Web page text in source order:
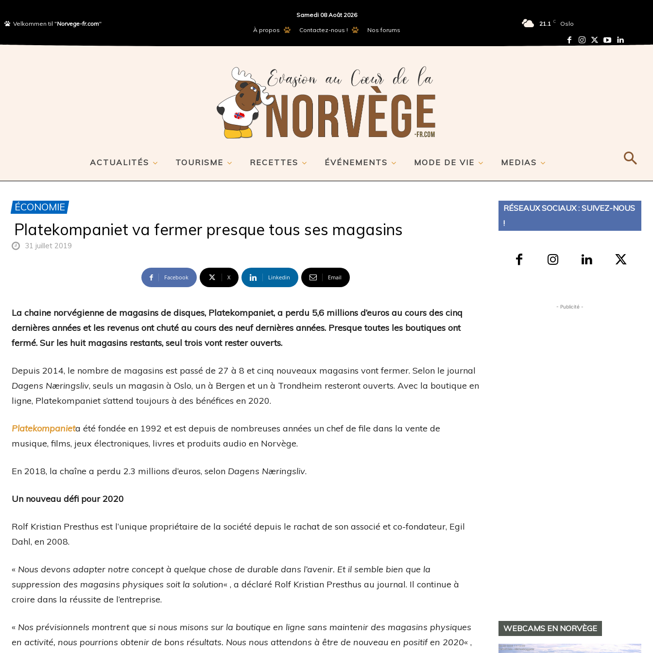
Velkommen til "Norvege-fr.com"
Samedi 08 Août 2026
À propos Contactez-nous ! Nos forums
21.1 C Oslo
ACTUALITÉS TOURISME RECETTES ÉVÉNEMENTS MODE DE VIE MEDIAS
ÉCONOMIE
Platekompaniet va fermer presque tous ses magasins
31 juillet 2019
Facebook X Linkedin Email
La chaine norvégienne de magasins de disques, Platekompaniet, a perdu 5,6 millions d’euros au cours des cinq
dernières années et les revenus ont chuté au cours des neuf dernières années. Presque toutes les boutiques ont
fermé. Sur les huit magasins restants, seul trois vont rester ouverts.
Depuis 2014, le nombre de magasins est passé de 27 à 8 et cinq nouveaux magasins vont fermer. Selon le journal
Dagens Næringsliv, seuls un magasin à Oslo, un à Bergen et un à Trondheim resteront ouverts. Avec la boutique en
ligne, Platekompaniet s’attend toujours à des bénéfices en 2020.
Platekompanieta été fondée en 1992 et est depuis de nombreuses années un chef de file dans la vente de
musique, films, jeux électroniques, livres et produits audio en Norvège.
En 2018, la chaîne a perdu 2.3 millions d’euros, selon Dagens Næringsliv.
Un nouveau défi pour 2020
Rolf Kristian Presthus est l’unique propriétaire de la société depuis le rachat de son associé et co-fondateur, Egil
Dahl, en 2008.
« Nous devons adapter notre concept à quelque chose de durable dans l’avenir. Et il semble bien que la
suppression des magasins physiques soit la solution« , a déclaré Rolf Kristian Presthus au journal. Il continue à
croire dans la réussite de l’entreprise.
« Nos prévisionnels montrent que si nous misons sur la boutique en ligne sans maintenir des magasins physiques
en activité, nous pourrions obtenir de bons résultats. Nous nous attendons à être de nouveau en positif en 2020« ,
RÉSEAUX SOCIAUX : SUIVEZ-NOUS
!
- Publicité -
WEBCAMS EN NORVÈGE